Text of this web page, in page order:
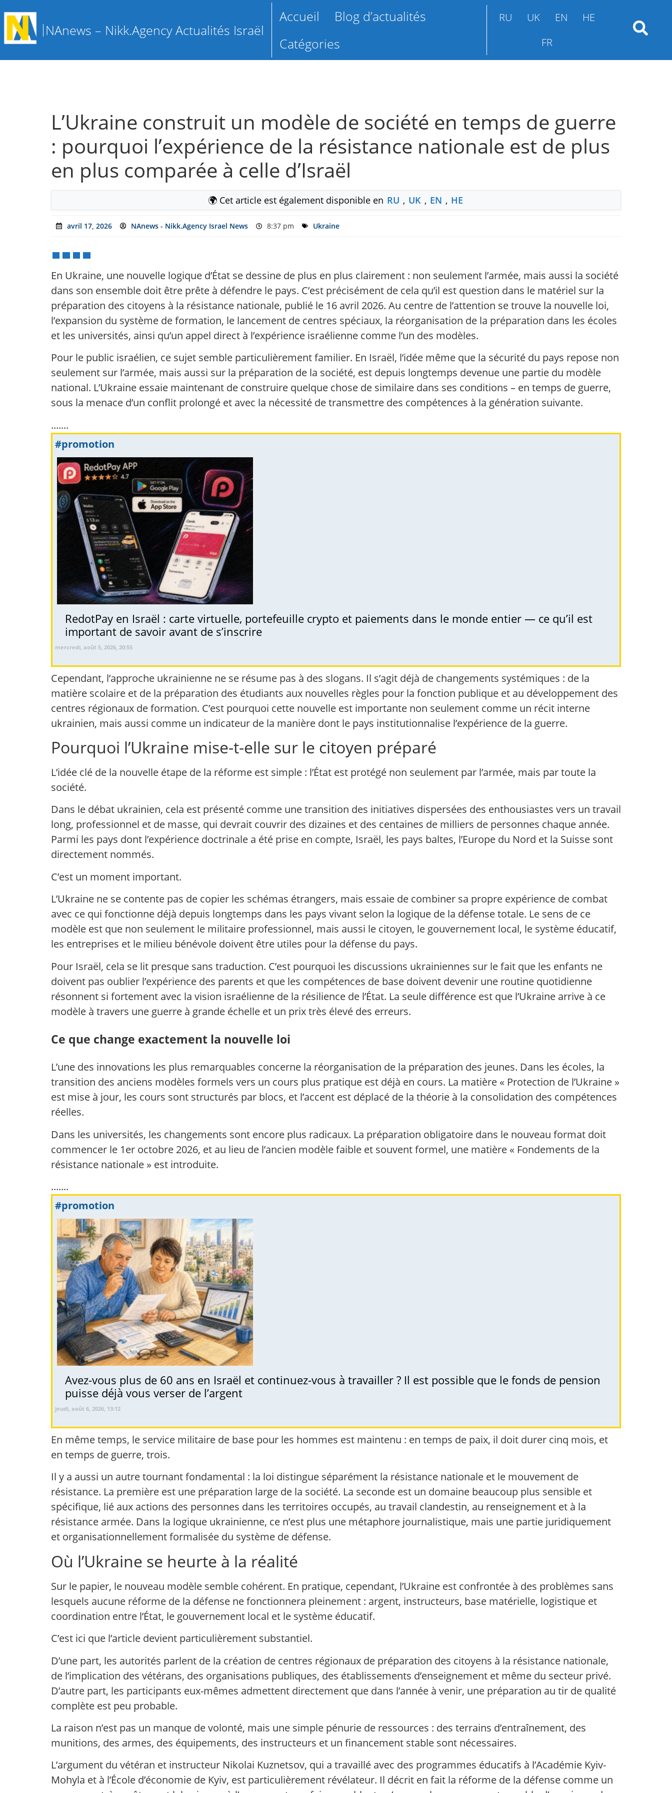
NAnews – Nikk.Agency Actualités Israël
Accueil
Blog d’actualités
Catégories
RU UK EN
HE
FR
L’Ukraine construit un modèle de société en temps de guerre
: pourquoi l’expérience de la résistance nationale est de plus
en plus comparée à celle d’Israël
🌍 Cet article est également disponible en RU , UK , EN , HE
avril 17, 2026 NAnews - Nikk.Agency Israel News 8:37 pm Ukraine
En Ukraine, une nouvelle logique d’État se dessine de plus en plus clairement : non seulement l’armée, mais aussi la société
dans son ensemble doit être prête à défendre le pays. C’est précisément de cela qu’il est question dans le matériel sur la
préparation des citoyens à la résistance nationale, publié le 16 avril 2026. Au centre de l’attention se trouve la nouvelle loi,
l’expansion du système de formation, le lancement de centres spéciaux, la réorganisation de la préparation dans les écoles
et les universités, ainsi qu’un appel direct à l’expérience israélienne comme l’un des modèles.
Pour le public israélien, ce sujet semble particulièrement familier. En Israël, l’idée même que la sécurité du pays repose non
seulement sur l’armée, mais aussi sur la préparation de la société, est depuis longtemps devenue une partie du modèle
national. L’Ukraine essaie maintenant de construire quelque chose de similaire dans ses conditions – en temps de guerre,
sous la menace d’un conflit prolongé et avec la nécessité de transmettre des compétences à la génération suivante.
.......
#promotion
RedotPay en Israël : carte virtuelle, portefeuille crypto et paiements dans le monde entier — ce qu’il est
important de savoir avant de s’inscrire
mercredi, août 5, 2026, 20:55
Cependant, l’approche ukrainienne ne se résume pas à des slogans. Il s’agit déjà de changements systémiques : de la
matière scolaire et de la préparation des étudiants aux nouvelles règles pour la fonction publique et au développement des
centres régionaux de formation. C’est pourquoi cette nouvelle est importante non seulement comme un récit interne
ukrainien, mais aussi comme un indicateur de la manière dont le pays institutionnalise l’expérience de la guerre.
Pourquoi l’Ukraine mise-t-elle sur le citoyen préparé
L’idée clé de la nouvelle étape de la réforme est simple : l’État est protégé non seulement par l’armée, mais par toute la
société.
Dans le débat ukrainien, cela est présenté comme une transition des initiatives dispersées des enthousiastes vers un travail
long, professionnel et de masse, qui devrait couvrir des dizaines et des centaines de milliers de personnes chaque année.
Parmi les pays dont l’expérience doctrinale a été prise en compte, Israël, les pays baltes, l’Europe du Nord et la Suisse sont
directement nommés.
C’est un moment important.
L’Ukraine ne se contente pas de copier les schémas étrangers, mais essaie de combiner sa propre expérience de combat
avec ce qui fonctionne déjà depuis longtemps dans les pays vivant selon la logique de la défense totale. Le sens de ce
modèle est que non seulement le militaire professionnel, mais aussi le citoyen, le gouvernement local, le système éducatif,
les entreprises et le milieu bénévole doivent être utiles pour la défense du pays.
Pour Israël, cela se lit presque sans traduction. C’est pourquoi les discussions ukrainiennes sur le fait que les enfants ne
doivent pas oublier l’expérience des parents et que les compétences de base doivent devenir une routine quotidienne
résonnent si fortement avec la vision israélienne de la résilience de l’État. La seule différence est que l’Ukraine arrive à ce
modèle à travers une guerre à grande échelle et un prix très élevé des erreurs.
Ce que change exactement la nouvelle loi
L’une des innovations les plus remarquables concerne la réorganisation de la préparation des jeunes. Dans les écoles, la
transition des anciens modèles formels vers un cours plus pratique est déjà en cours. La matière « Protection de l’Ukraine »
est mise à jour, les cours sont structurés par blocs, et l’accent est déplacé de la théorie à la consolidation des compétences
réelles.
Dans les universités, les changements sont encore plus radicaux. La préparation obligatoire dans le nouveau format doit
commencer le 1er octobre 2026, et au lieu de l’ancien modèle faible et souvent formel, une matière « Fondements de la
résistance nationale » est introduite.
.......
#promotion
Avez-vous plus de 60 ans en Israël et continuez-vous à travailler ? Il est possible que le fonds de pension
puisse déjà vous verser de l’argent
jeudi, août 6, 2026, 13:12
En même temps, le service militaire de base pour les hommes est maintenu : en temps de paix, il doit durer cinq mois, et
en temps de guerre, trois.
Il y a aussi un autre tournant fondamental : la loi distingue séparément la résistance nationale et le mouvement de
résistance. La première est une préparation large de la société. La seconde est un domaine beaucoup plus sensible et
spécifique, lié aux actions des personnes dans les territoires occupés, au travail clandestin, au renseignement et à la
résistance armée. Dans la logique ukrainienne, ce n’est plus une métaphore journalistique, mais une partie juridiquement
et organisationnellement formalisée du système de défense.
Où l’Ukraine se heurte à la réalité
Sur le papier, le nouveau modèle semble cohérent. En pratique, cependant, l’Ukraine est confrontée à des problèmes sans
lesquels aucune réforme de la défense ne fonctionnera pleinement : argent, instructeurs, base matérielle, logistique et
coordination entre l’État, le gouvernement local et le système éducatif.
C’est ici que l’article devient particulièrement substantiel.
D’une part, les autorités parlent de la création de centres régionaux de préparation des citoyens à la résistance nationale,
de l’implication des vétérans, des organisations publiques, des établissements d’enseignement et même du secteur privé.
D’autre part, les participants eux-mêmes admettent directement que dans l’année à venir, une préparation au tir de qualité
complète est peu probable.
La raison n’est pas un manque de volonté, mais une simple pénurie de ressources : des terrains d’entraînement, des
munitions, des armes, des équipements, des instructeurs et un financement stable sont nécessaires.
L’argument du vétéran et instructeur Nikolai Kuznetsov, qui a travaillé avec des programmes éducatifs à l’Académie Kyiv-
Mohyla et à l’École d’économie de Kyiv, est particulièrement révélateur. Il décrit en fait la réforme de la défense comme un